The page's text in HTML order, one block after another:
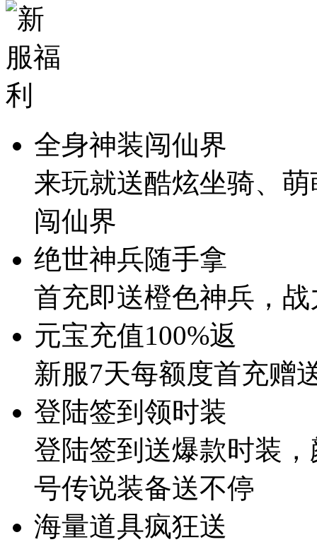
全身神装闯仙界
来玩就送酷炫坐骑、
闯仙界
绝世神兵随手拿
首充即送橙色神兵，
元宝充值100%返
新服7天每额度首充赠
登陆签到领时装
登陆签到送爆款时装
号传说装备送不停
海量道具疯狂送